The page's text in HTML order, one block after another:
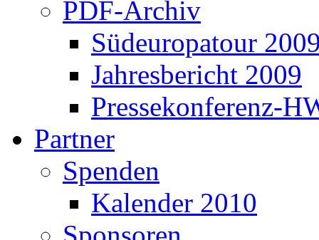
PDF-Archiv
Südeuropatour
Jahresbericht 2009
Pressekonferenz-
Partner
Spenden
Kalender 2010